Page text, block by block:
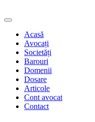
Acasă
Avocați
Societăți
Barouri
Domenii
Dosare
Articole
Cont avocat
Contact